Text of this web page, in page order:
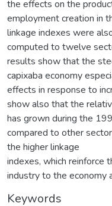
the effects on the
employment creation in
linkage indexes were
computed to twelve
results show that the
capixaba economy
effects in response to
show also that the
has grown during the
compared to other
the higher linkage
indexes, which reinforce
industry to the economy
Keywords